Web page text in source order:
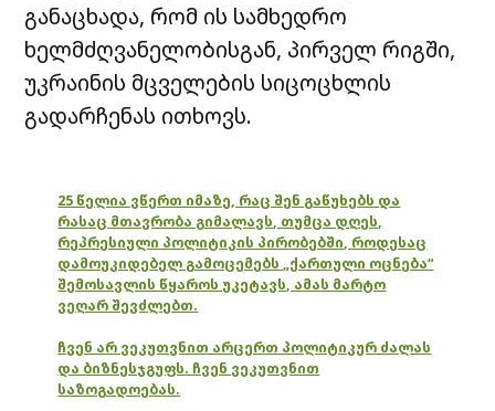
განაცხადა, რომ ის სამხედრო
ხელმძღვანელობისგან, პირველ რიგში,
უკრაინის მცველების სიცოცხლის
გადარჩენას ითხოვს.
25 წელია ვწერთ იმაზე, რაც შენ გაწუხებს და
რასაც მთავრობა გიმალავს, თუმცა დღეს,
რეპრესიული პოლიტიკის პირობებში, როდესაც
დამოუკიდებელ გამოცემებს „ქართული ოცნება“
შემოსავლის წყაროს უკეტავს, ამას მარტო
ვეღარ შევძლებთ.
ჩვენ არ ვეკუთვნით არცერთ პოლიტიკურ ძალას
და ბიზნესჯგუფს. ჩვენ ვეკუთვნით
საზოგადოებას.